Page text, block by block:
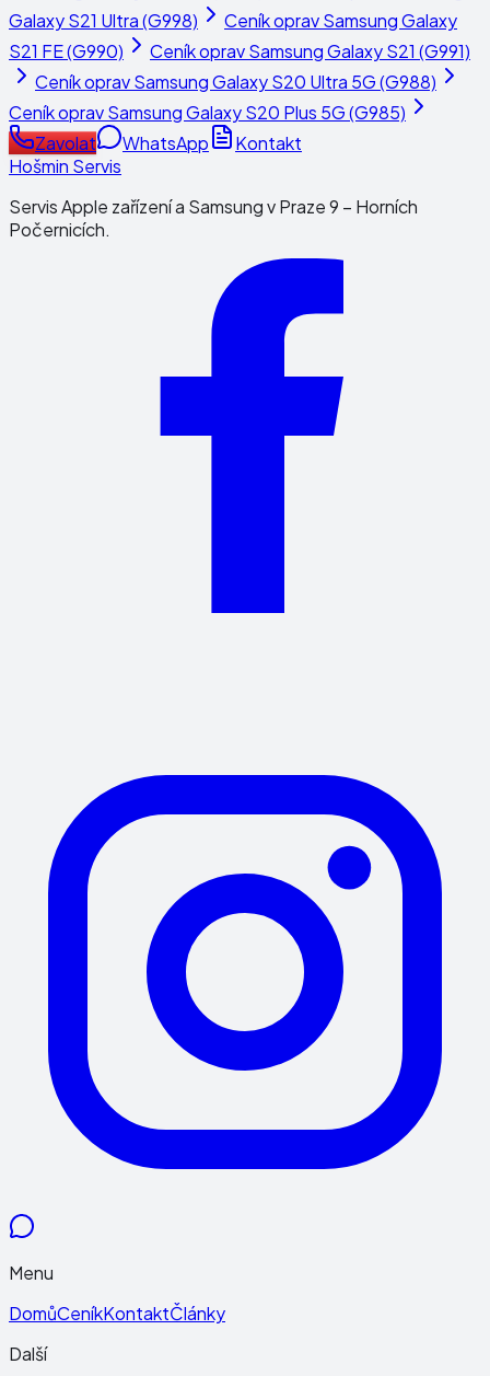
Galaxy S21 Ultra (G998)
Ceník opravSamsung Galaxy
S21 FE (G990)
Ceník opravSamsung Galaxy S21 (G991)
Ceník opravSamsung Galaxy S20 Ultra 5G (G988)
Ceník opravSamsung Galaxy S20 Plus 5G (G985)
Zavolat
WhatsApp
Kontakt
Hošmin Servis
Servis Apple zařízení a Samsung v Praze 9 – Horních
Počernicích.
Menu
DomůCeníkKontaktČlánky
Další